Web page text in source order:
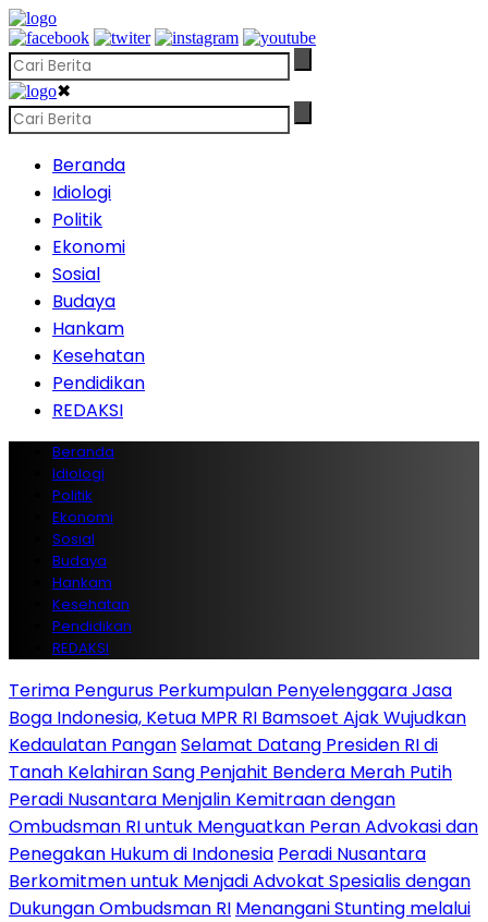
✖
Beranda
Idiologi
Politik
Ekonomi
Sosial
Budaya
Hankam
Kesehatan
Pendidikan
REDAKSI
Beranda
Idiologi
Politik
Ekonomi
Sosial
Budaya
Hankam
Kesehatan
Pendidikan
REDAKSI
Terima Pengurus Perkumpulan Penyelenggara Jasa
Boga Indonesia, Ketua MPR RI Bamsoet Ajak Wujudkan
Kedaulatan PanganSelamat Datang Presiden RI di
Tanah Kelahiran Sang Penjahit Bendera Merah Putih
Peradi Nusantara Menjalin Kemitraan dengan
Ombudsman RI untuk Menguatkan Peran Advokasi dan
Penegakan Hukum di Indonesia Peradi Nusantara
Berkomitmen untuk Menjadi Advokat Spesialis dengan
Dukungan Ombudsman RI Menangani Stunting melalui